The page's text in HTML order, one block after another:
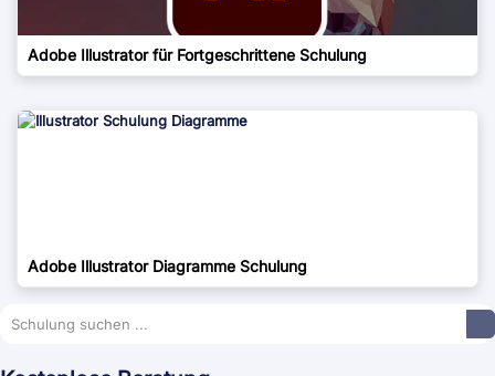
Adobe Illustrator für Fortgeschrittene Schulung
Adobe Illustrator Diagramme Schulung